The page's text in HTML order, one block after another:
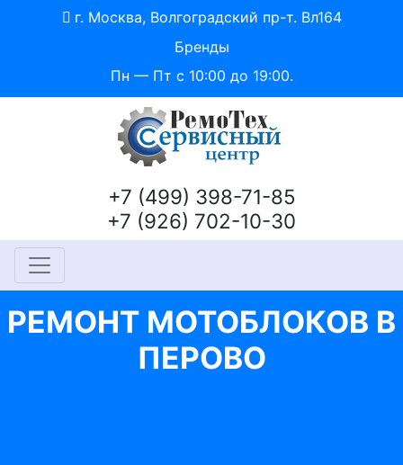
г. Москва, Волгоградский пр-т. Вл164
Бренды
Пн — Пт с 10:00 до 19:00.
+7 (499) 398-71-85
+7 (926) 702-10-30
РЕМОНТ МОТОБЛОКОВ В
ПЕРОВО